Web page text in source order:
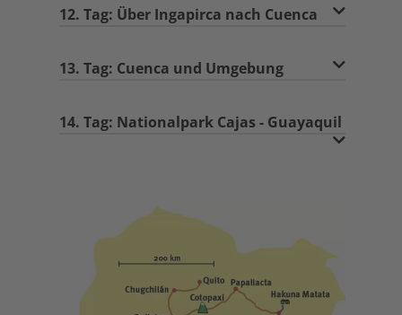
12. Tag: Über Ingapirca nach Cuenca
13. Tag: Cuenca und Umgebung
14. Tag: Nationalpark Cajas - Guayaquil